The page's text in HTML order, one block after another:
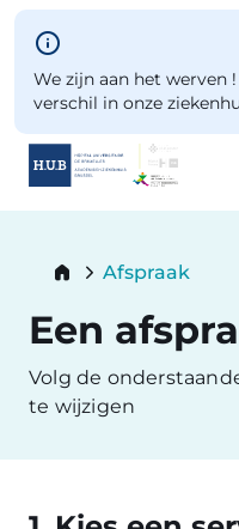
Skip to main content
We zijn aan het werven !
verschil in onze
content
Breadcrumb
Current:
Afspraak
Een
Volg de
te wijzigen